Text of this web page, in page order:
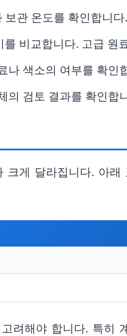
관 온도를 확인합니
비교합니다. 고급 원
나 색소의 여부를 확인
의 검토 결과를 확인합
게 달라집니다. 아
려해야 합니다. 특히